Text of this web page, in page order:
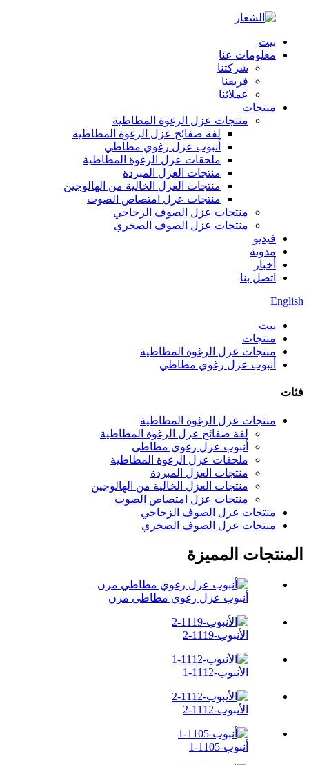
بيت
معلومات عنا
شركتنا
فريقنا
عملائنا
منتجات
منتجات عزل الرغوة المطاطية
لفة صفائح عزل الرغوة المطاطية
أنبوب عزل رغوي مطاطي
ملحقات عزل الرغوة المطاطية
منتجات العزل المبردة
منتجات العزل الخالية من الهالوجين
منتجات عزل امتصاص الصوت
منتجات عزل الصوف الزجاجي
منتجات عزل الصوف الصخري
فيديو
مدونة
أخبار
اتصل بنا
English
بيت
منتجات
منتجات عزل الرغوة المطاطية
أنبوب عزل رغوي مطاطي
فئات
منتجات عزل الرغوة المطاطية
لفة صفائح عزل الرغوة المطاطية
أنبوب عزل رغوي مطاطي
ملحقات عزل الرغوة المطاطية
منتجات العزل المبردة
منتجات العزل الخالية من الهالوجين
منتجات عزل امتصاص الصوت
منتجات عزل الصوف الزجاجي
منتجات عزل الصوف الصخري
المنتجات المميزة
أنبوب عزل رغوي مطاطي مرن
الأنبوب-1119-2
الأنبوب-1112-1
الأنبوب-1112-2
أنبوب-1105-1